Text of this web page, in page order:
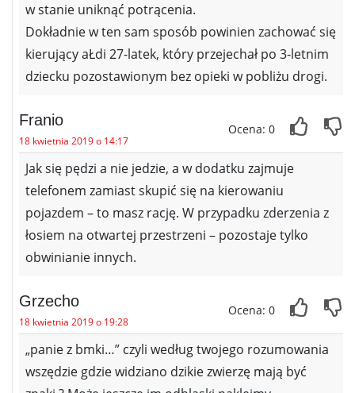
w stanie uniknąć potrącenia.
Dokładnie w ten sam sposób powinien zachować się
kierujący aŁdi 27-latek, który przejechał po 3-letnim
dziecku pozostawionym bez opieki w pobliżu drogi.
Franio
18 kwietnia 2019 o 14:17
Ocena: 0
Jak się pędzi a nie jedzie, a w dodatku zajmuje
telefonem zamiast skupić się na kierowaniu
pojazdem – to masz rację. W przypadku zderzenia z
łosiem na otwartej przestrzeni – pozostaje tylko
obwinianie innych.
Grzecho
18 kwietnia 2019 o 19:28
Ocena: 0
„panie z bmki…” czyli według twojego rozumowania
wszędzie gdzie widziano dzikie zwierzę mają być